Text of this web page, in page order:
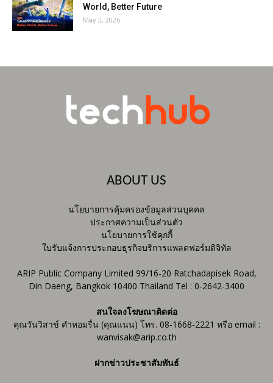
World, Better Future
May 2, 2026
ABOUT US
นโยบายการคุ้มครองข้อมูลส่วนบุคคล
ประกาศความเป็นส่วนตัว
นโยบายการใช้คุกกี้
ใบรับแจ้งการประกอบธุรกิจบริการแพลตฟอร์มดิจิทัล
ARIP Public Company Limited 99/16-20 Ratchadapisek Road,
Din Daeng, Bangkok 10400 Thailand Tel : 0-2642-3400
สนใจลงโฆษณาติดต่อ
คุณวันวิสาข์ คำหอมรื่น (คุณแนน) โทร. 08-1668-2221 หรือ email :
wanvisak@arip.co.th
ฝากข่าวประชาสัมพันธ์